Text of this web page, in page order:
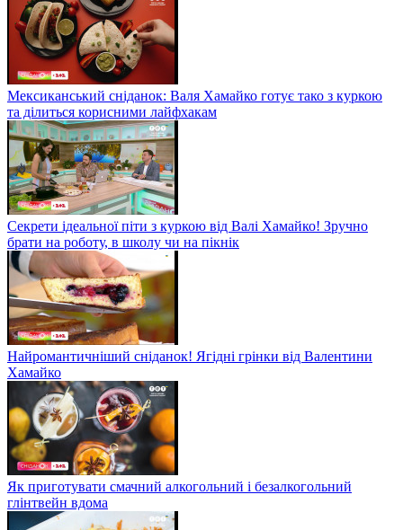
Мексиканський сніданок: Валя Хамайко готує тако з куркою
та ділиться корисними лайфхакам
Секрети ідеальної піти з куркою від Валі Хамайко! Зручно
брати на роботу, в школу чи на пікнік
Найромантичніший сніданок! Ягідні грінки від Валентини
Хамайко
Як приготувати смачний алкогольний і безалкогольний
глінтвейн вдома